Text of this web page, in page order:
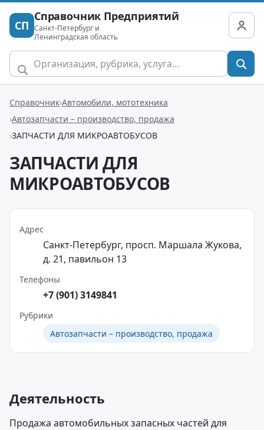
СП
Справочник Предприятий
Санкт-Петербург и
Ленинградская область
Справочник Автомобили, мототехника
Автозапчасти – производство, продажа
ЗАПЧАСТИ ДЛЯ МИКРОАВТОБУСОВ
ЗАПЧАСТИ ДЛЯ
МИКРОАВТОБУСОВ
Адрес
Санкт-Петербург, просп. Маршала Жукова,
д. 21, павильон 13
Телефоны
+7 (901) 3149841
Рубрики
Автозапчасти – производство, продажа
Деятельность
Продажа автомобильных запасных частей для